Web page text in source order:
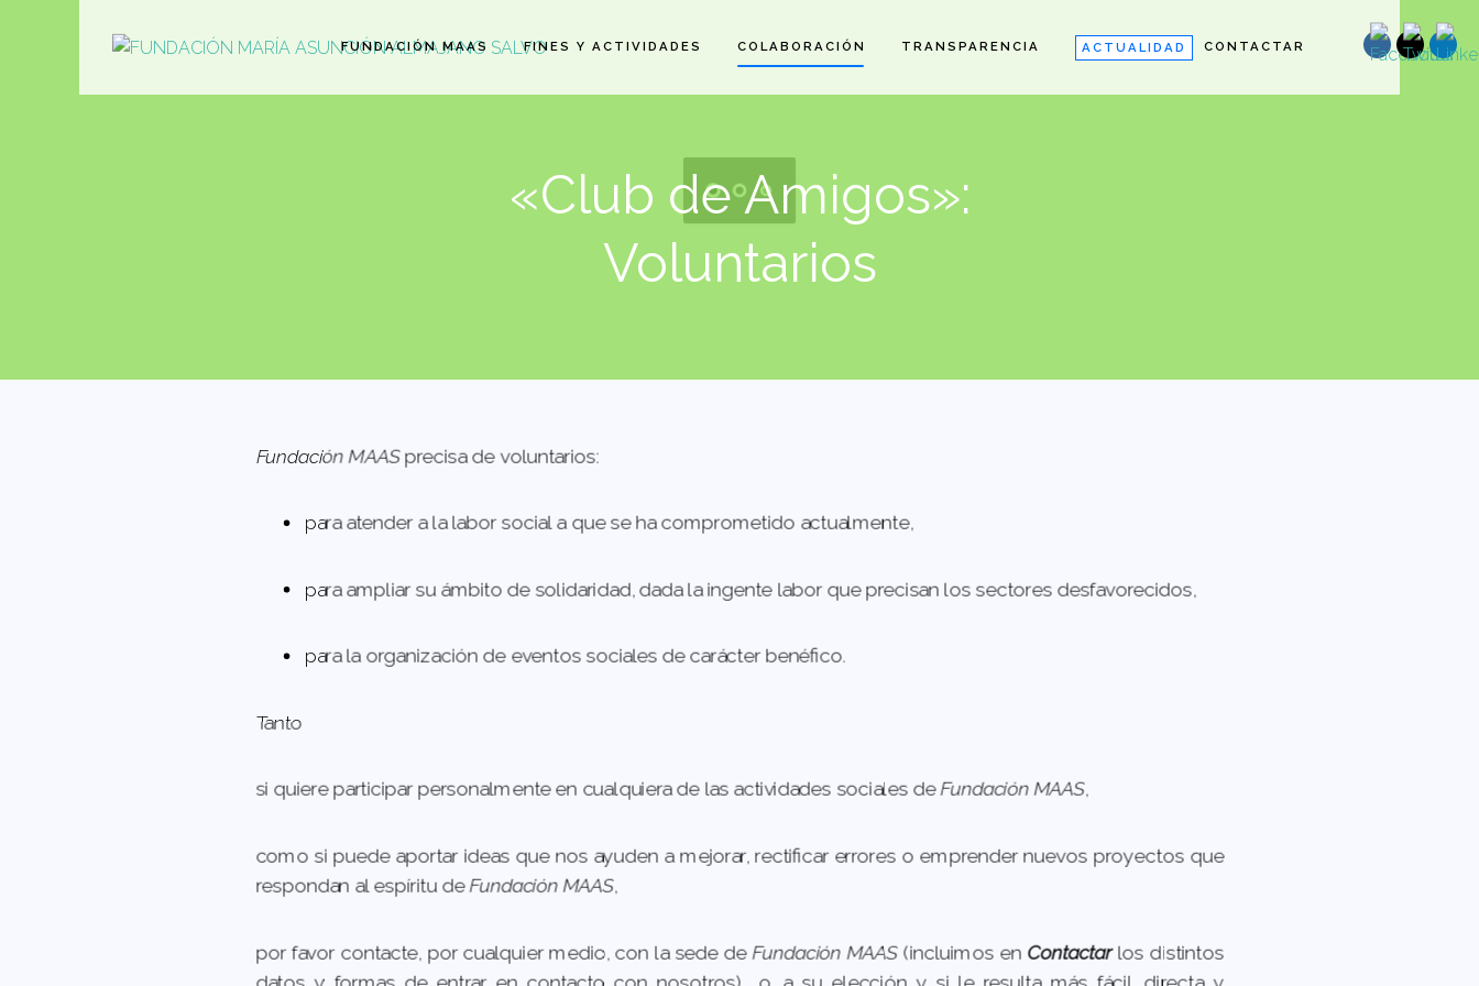
FUNDACIÓN MAAS FINES Y ACTIVIDADES COLABORACIÓN TRANSPARENCIA ACTUALIDAD CONTACTAR
«Club de Amigos»:
Voluntarios
Fundación MAASprecisa de voluntarios:
para atender a la labor social a que se ha comprometido actualmente,
para ampliar su ámbito de solidaridad, dada la ingente labor que precisan los sectores desfavorecidos,
para la organización de eventos sociales de carácter benéfico.
Tanto
si quiere participar personalmente en cualquiera de las actividades sociales deFundación MAAS,
como si puede aportar ideas que nos ayuden a mejorar, rectificar errores o emprender nuevos proyectos que
respondan al espíritu deFundación MAAS,
por favor contacte, por cualquier medio, con la sede deFundación MAAS(incluimos en Contactarlos distintos